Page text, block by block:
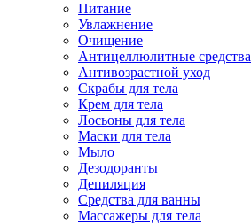
Питание
Увлажнение
Очищение
Антицеллюлитные средства
Антивозрастной уход
Скрабы для тела
Крем для тела
Лосьоны для тела
Маски для тела
Мыло
Дезодоранты
Депиляция
Средства для ванны
Массажеры для тела